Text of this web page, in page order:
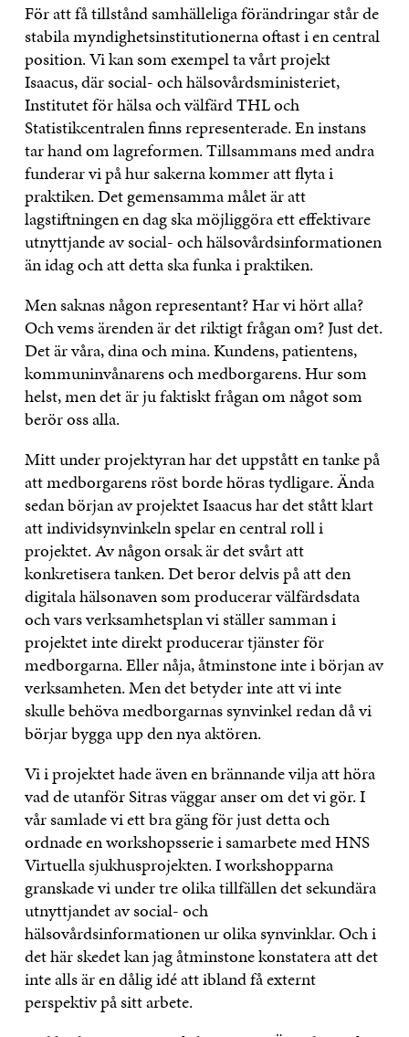
För att få tillstånd samhälleliga förändringar står de
stabila myndighetsinstitutionerna oftast i en central
position. Vi kan som exempel ta vårt projekt
Isaacus, där social- och hälsovårdsministeriet,
Institutet för hälsa och välfärd THL och
Statistikcentralen finns representerade. En instans
tar hand om lagreformen. Tillsammans med andra
funderar vi på hur sakerna kommer att flyta i
praktiken. Det gemensamma målet är att
lagstiftningen en dag ska möjliggöra ett effektivare
utnyttjande av social- och hälsovårdsinformationen
än idag och att detta ska funka i praktiken.
Men saknas någon representant? Har vi hört alla?
Och vems ärenden är det riktigt frågan om? Just det.
Det är våra, dina och mina. Kundens, patientens,
kommuninvånarens och medborgarens. Hur som
helst, men det är ju faktiskt frågan om något som
berör oss alla.
Mitt under projektyran har det uppstått en tanke på
att medborgarens röst borde höras tydligare. Ända
sedan början av projektet Isaacus har det stått klart
att individsynvinkeln spelar en central roll i
projektet. Av någon orsak är det svårt att
konkretisera tanken. Det beror delvis på att den
digitala hälsonaven som producerar välfärdsdata
och vars verksamhetsplan vi ställer samman i
projektet inte direkt producerar tjänster för
medborgarna. Eller nåja, åtminstone inte i början av
verksamheten. Men det betyder inte att vi inte
skulle behöva medborgarnas synvinkel redan då vi
börjar bygga upp den nya aktören.
Vi i projektet hade även en brännande vilja att höra
vad de utanför Sitras väggar anser om det vi gör. I
vår samlade vi ett bra gäng för just detta och
ordnade en workshopsserie i samarbete med HNS
Virtuella sjukhusprojekten. I workshopparna
granskade vi under tre olika tillfällen det sekundära
utnyttjandet av social- och
hälsovårdsinformationen ur olika synvinklar. Och i
det här skedet kan jag åtminstone konstatera att det
inte alls är en dålig idé att ibland få externt
perspektiv på sitt arbete.